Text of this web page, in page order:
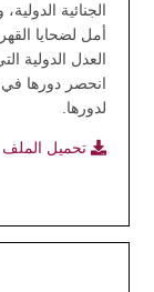
الجنائية
أمل لضحايا
العدل الدولية
انحصر دورها في
لدورها.
تحميل الملف